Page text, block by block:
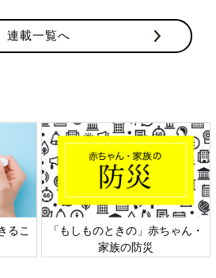
連載一覧へ
るこ
「もしものときの」赤ちゃん・
家族の防災